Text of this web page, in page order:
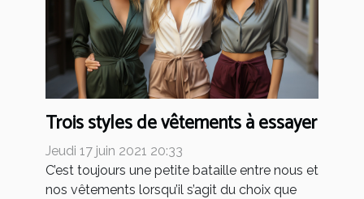
Trois styles de vêtements à essayer
Jeudi 17 juin 2021 20:33
C’est toujours une petite bataille entre nous et
nos vêtements lorsqu’il s’agit du choix que